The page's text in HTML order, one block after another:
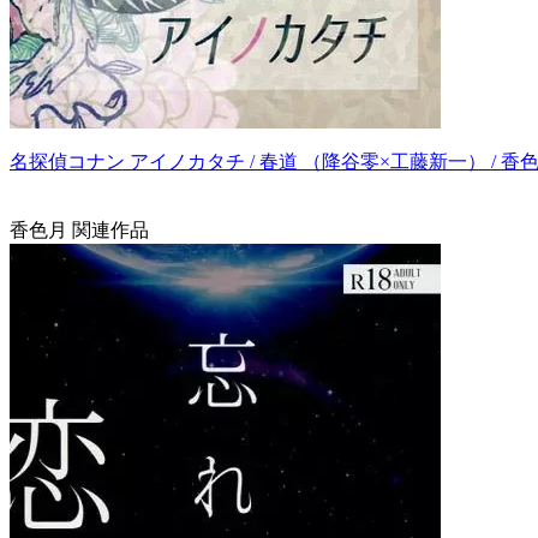
名探偵コナン アイノカタチ / 春道 （降谷零×工藤新一） / 香
香色月 関連作品